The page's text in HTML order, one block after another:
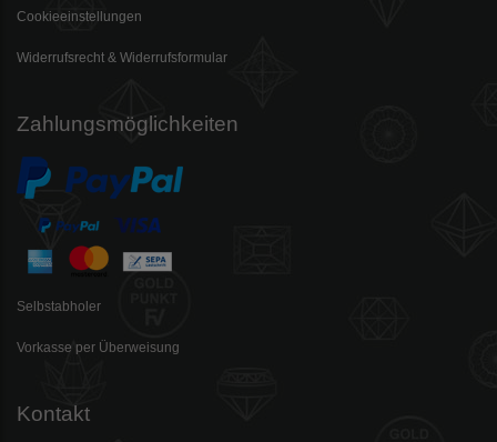
Cookieeinstellungen
Widerrufsrecht & Widerrufsformular
Zahlungsmöglichkeiten
Selbstabholer
Vorkasse per Überweisung
Kontakt